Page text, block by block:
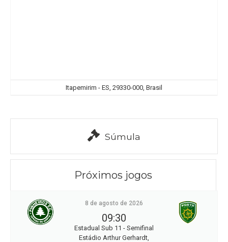
Itapemirim - ES, 29330-000, Brasil
Súmula
Próximos jogos
8 de agosto de 2026
09:30
Estadual Sub 11 - Semifinal
Estádio Arthur Gerhardt,